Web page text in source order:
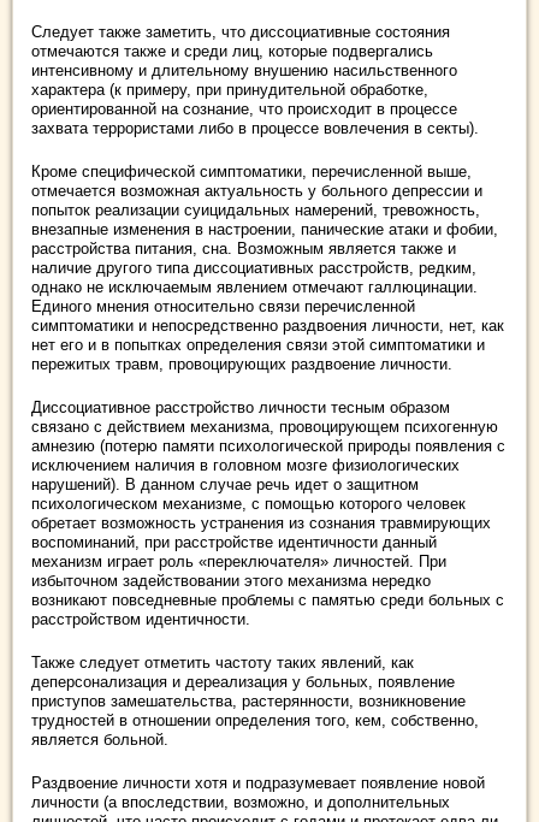
Следует также заметить, что диссоциативные состояния
отмечаются также и среди лиц, которые подвергались
интенсивному и длительному внушению насильственного
характера (к примеру, при принудительной обработке,
ориентированной на сознание, что происходит в процессе
захвата террористами либо в процессе вовлечения в секты).
Кроме специфической симптоматики, перечисленной выше,
отмечается возможная актуальность у больного депрессии и
попыток реализации суицидальных намерений, тревожность,
внезапные изменения в настроении, панические атаки и фобии,
расстройства питания, сна. Возможным является также и
наличие другого типа диссоциативных расстройств, редким,
однако не исключаемым явлением отмечают галлюцинации.
Единого мнения относительно связи перечисленной
симптоматики и непосредственно раздвоения личности, нет, как
нет его и в попытках определения связи этой симптоматики и
пережитых травм, провоцирующих раздвоение личности.
Диссоциативное расстройство личности тесным образом
связано с действием механизма, провоцирующем психогенную
амнезию (потерю памяти психологической природы появления с
исключением наличия в головном мозге физиологических
нарушений). В данном случае речь идет о защитном
психологическом механизме, с помощью которого человек
обретает возможность устранения из сознания травмирующих
воспоминаний, при расстройстве идентичности данный
механизм играет роль «переключателя» личностей. При
избыточном задействовании этого механизма нередко
возникают повседневные проблемы с памятью среди больных с
расстройством идентичности.
Также следует отметить частоту таких явлений, как
деперсонализация и дереализация у больных, появление
приступов замешательства, растерянности, возникновение
трудностей в отношении определения того, кем, собственно,
является больной.
Раздвоение личности хотя и подразумевает появление новой
личности (а впоследствии, возможно, и дополнительных